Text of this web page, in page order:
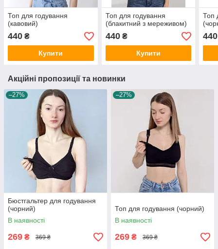
Топ для годування
(кавовий)
440 ₴
Купити
Топ для годування
(блакитний з мереживом)
440₴
Купити
Топ
440
Акційні пропозиції та новинки
–27%
Бюстгальтер для годування
(чорний)
В наявності
269 ₴ 369 ₴
–27%
Топ для годування (чорний)
В наявності
269 ₴ 369 ₴